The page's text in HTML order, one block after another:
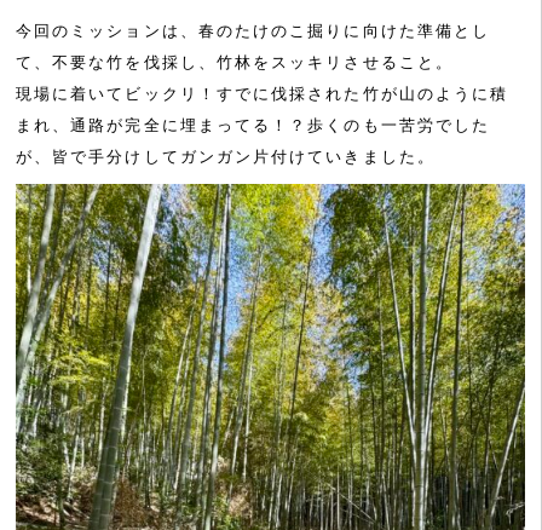
今回のミッションは、春のたけのこ掘りに向けた準備とし
て、不要な竹を伐採し、竹林をスッキリさせること。
現場に着いてビックリ！すでに伐採された竹が山のように積
まれ、通路が完全に埋まってる！？歩くのも一苦労でした
が、皆で手分けしてガンガン片付けていきました。